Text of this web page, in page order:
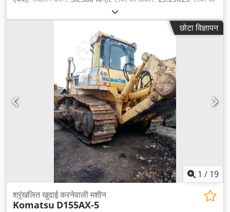
2018, संचालन के घंटे:
एयर कंडीशनिंग,
छोटा विज्ञापन
1 / 19
श्रृंखलित खुदाई करनेवाली मशीन
Komatsu D155AX-5